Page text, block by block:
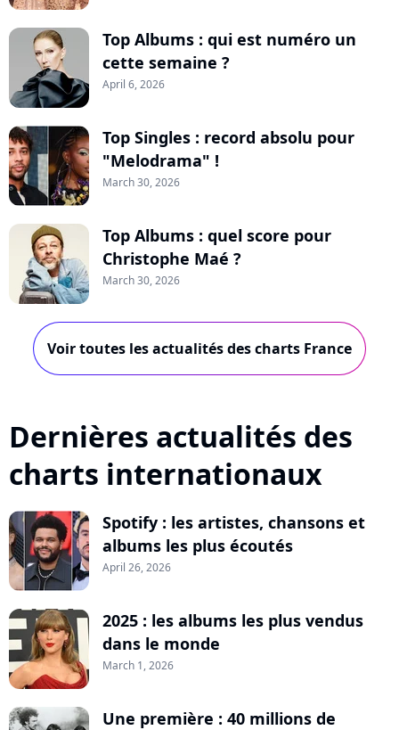
Top Albums : qui est numéro un
cette semaine ?
April 6, 2026
Top Singles : record absolu pour
"Melodrama" !
March 30, 2026
Top Albums : quel score pour
Christophe Maé ?
March 30, 2026
Voir toutes les actualités des charts France
Dernières actualités des
charts internationaux
Spotify : les artistes, chansons et
albums les plus écoutés
April 26, 2026
2025 : les albums les plus vendus
dans le monde
March 1, 2026
Une première : 40 millions de